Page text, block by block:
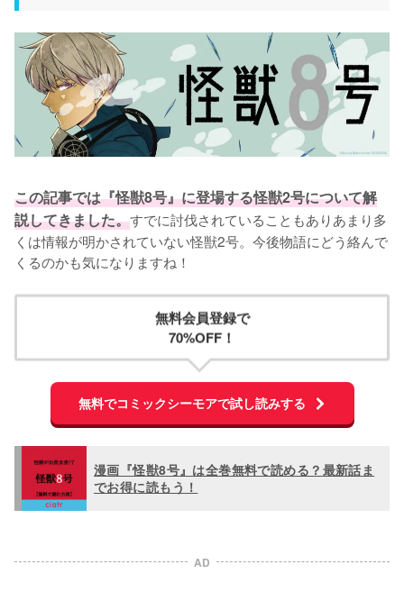
この記事では『怪獣8号』に登場する怪獣2号について解
説してきました。すでに討伐されていることもありあまり多
くは情報が明かされていない怪獣2号。今後物語にどう絡んで
くるのかも気になりますね！
無料会員登録で
70%OFF！
無料でコミックシーモアで試し読みする
漫画『怪獣8号』は全巻無料で読める？最新話ま
でお得に読もう！
AD